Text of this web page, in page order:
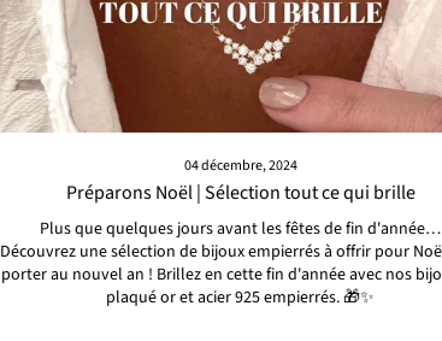
04 décembre, 2024
Préparons Noël | Sélection tout ce qui brille
Plus que quelques jours avant les fêtes de fin d'année…
Découvrez une sélection de bijoux empierrés à offrir pour
porter au nouvel an ! Brillez en cette fin d'année avec nos
plaqué or et acier 925 empierrés. 🎁✨